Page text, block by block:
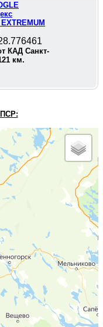
КАД Санкт-
км.
СР: